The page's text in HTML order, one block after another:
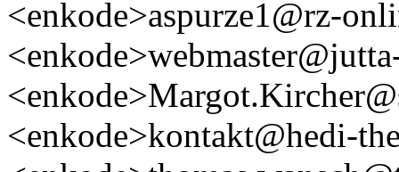
<enkode>aspurze1@rz-
<enkode>kontakt@hedi-